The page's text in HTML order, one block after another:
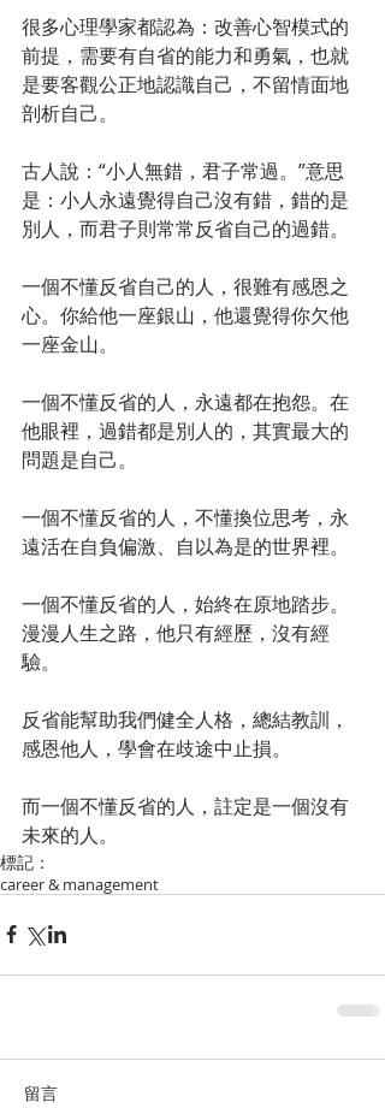
很多心理學家都認為：改善心智模式的
前提，需要有自省的能力和勇氣，也就
是要客觀公正地認識自己，不留情面地
剖析自己。
古人說：“小人無錯，君子常過。”意思
是：小人永遠覺得自己沒有錯，錯的是
別人，而君子則常常反省自己的過錯。
一個不懂反省自己的人，很難有感恩之
心。你給他一座銀山，他還覺得你欠他
一座金山。
一個不懂反省的人，永遠都在抱怨。在
他眼裡，過錯都是別人的，其實最大的
問題是自己。
一個不懂反省的人，不懂換位思考，永
遠活在自負偏激、自以為是的世界裡。
一個不懂反省的人，始終在原地踏步。
漫漫人生之路，他只有經歷，沒有經
驗。
反省能幫助我們健全人格，總結教訓，
感恩他人，學會在歧途中止損。
而一個不懂反省的人，註定是一個沒有
未來的人。
標記：
career & management
留言